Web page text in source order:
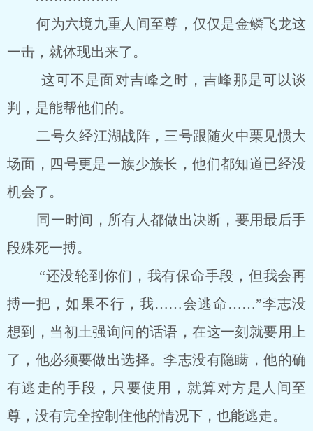
何为六境九重人间至尊，仅仅是金鳞飞龙这
一击，就体现出来了。
这可不是面对吉峰之时，吉峰那是可以谈
判，是能帮他们的。
二号久经江湖战阵，三号跟随火中栗见惯大
场面，四号更是一族少族长，他们都知道已经没
机会了。
同一时间，所有人都做出决断，要用最后手
段殊死一搏。
“还没轮到你们，我有保命手段，但我会再
搏一把，如果不行，我……会逃命……”李志没
想到，当初土强询问的话语，在这一刻就要用上
了，他必须要做出选择。李志没有隐瞒，他的确
有逃走的手段，只要使用，就算对方是人间至
尊，没有完全控制住他的情况下，也能逃走。